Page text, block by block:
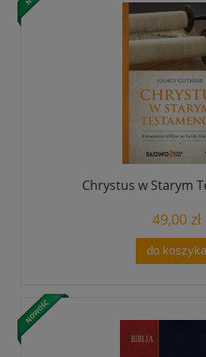
Chrystus w Starym
49,00 zł
do koszyka